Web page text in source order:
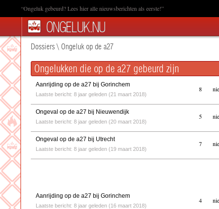
“Ongeluk gebeurd? Lees hier alle nieuwsberichten als eerste!”
Dossiers\ Ongeluk op de a27
Ongelukken die op de a27 gebeurd zijn
Aanrijding op de a27 bij Gorinchem
Laatste bericht: 8 jaar geleden (21 maart 2018)
8
Ongeval op de a27 bij Nieuwendijk
Laatste bericht: 8 jaar geleden (20 maart 2018)
5
Ongeval op de a27 bij Utrecht
Laatste bericht: 8 jaar geleden (19 maart 2018)
7
Aanrijding op de a27 bij Gorinchem
Laatste bericht: 8 jaar geleden (16 maart 2018)
4